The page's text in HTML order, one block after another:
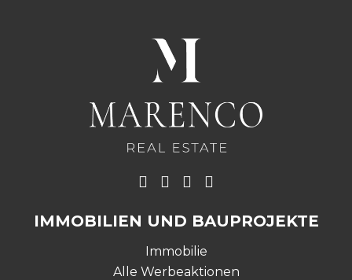
IMMOBILIEN UND BAUPROJEKTE
Immobilie
Alle Werbeaktionen